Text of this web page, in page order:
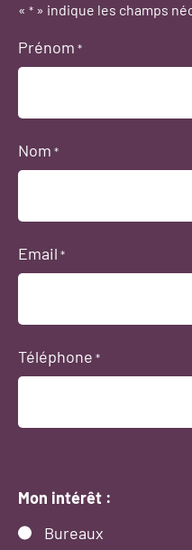
« * » indique les champs
Prénom *
Nom *
Email *
Téléphone *
Mon intérêt :
Bureaux